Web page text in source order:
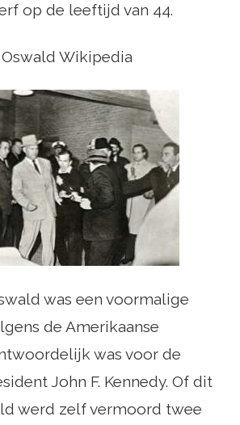
op de leeftijd van 44.
Oswald Wikipedia
was een voormalige
de Amerikaanse
was voor de
John F. Kennedy. Of dit
werd zelf vermoord twee